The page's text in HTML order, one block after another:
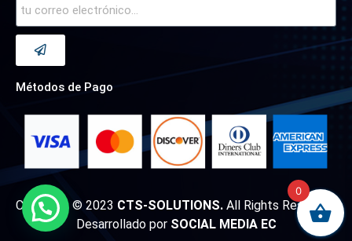
Métodos de Pago
Copyright © 2023 CTS-SOLUTIONS.All Rights Reserved.
Desarrollado por SOCIAL MEDIA EC
0